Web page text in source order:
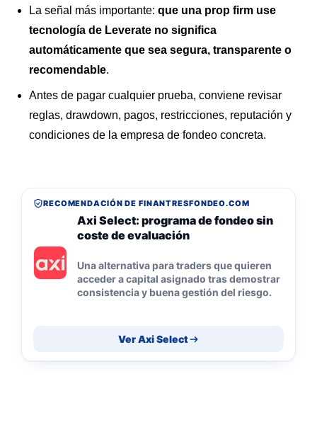
La señal más importante: que una prop firm use
tecnología de Leverate no significa
automáticamente que sea segura, transparente o
recomendable.
Antes de pagar cualquier prueba, conviene revisar
reglas, drawdown, pagos, restricciones, reputación y
condiciones de la empresa de fondeo concreta.
RECOMENDACIÓN DE FINANTRESFONDEO.COM
Axi Select: programa de fondeo sin
coste de evaluación
Una alternativa para traders que quieren
acceder a capital asignado tras demostrar
consistencia y buena gestión del riesgo.
Ver Axi Select